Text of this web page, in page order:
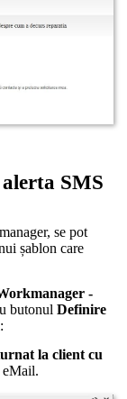
alerta SMS
se pot
șablon care
-
butonul Definire
la client cu
eMail.